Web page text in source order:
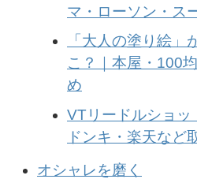
マ・ローソン・ス
「大人の塗り絵」
こ？｜本屋・100
め
VTリードルショッ
ドンキ・楽天など
オシャレを磨く